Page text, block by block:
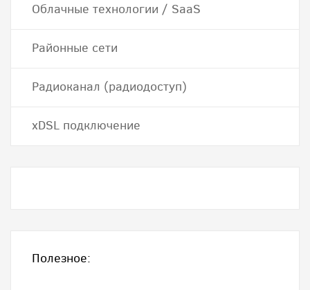
Облачные технологии / SaaS
Районные сети
Радиоканал (радиодоступ)
хDSL подключение
Полезное: